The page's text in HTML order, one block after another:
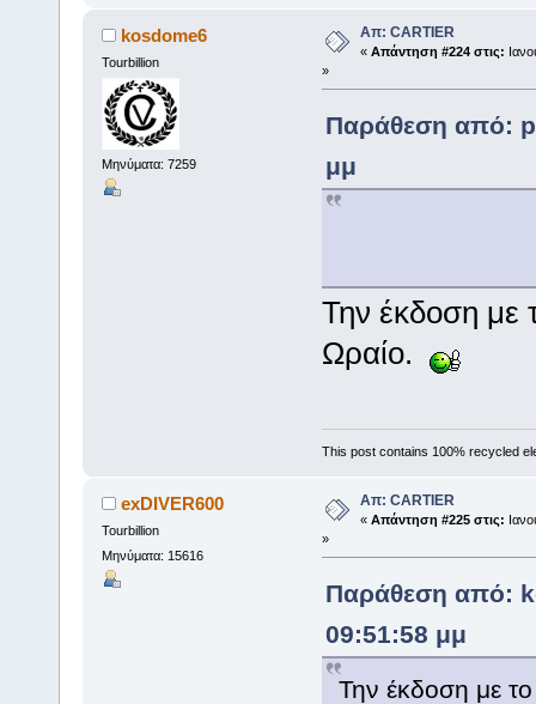
kosdome6
Tourbillion
Μηνύματα: 7259
Απ: CARTIER
« Απάντηση #224 στις:
»
Παράθεση από:
μμ
Την έκδοση με
Ωραίο.
This post contains 100% recycled
exDIVER600
Tourbillion
Μηνύματα: 15616
Απ: CARTIER
« Απάντηση #225 στις:
»
Παράθεση από:
09:51:58 μμ
Την έκδοση με